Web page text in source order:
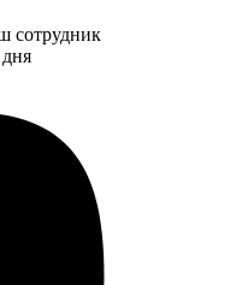
сотрудник